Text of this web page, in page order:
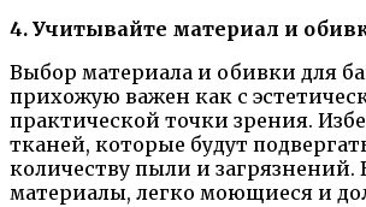
4. Учитывайте материал и
Выбор материала и обивки для
прихожую важен как с
практической точки зрения.
тканей, которые будут
количеству пыли и загрязнений.
материалы, легко моющиеся и